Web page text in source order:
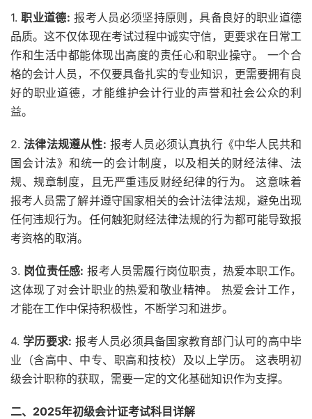
1.职业道德: 报考人员必须坚持原则，具备良好的职业道德
品质。这不仅体现在考试过程中诚实守信，更要求在日常工
作和生活中都能体现出高度的责任心和职业操守。 一个合
格的会计人员，不仅要具备扎实的专业知识，更需要拥有良
好的职业道德，才能维护会计行业的声誉和社会公众的利
益。
2.法律法规遵从性: 报考人员必须认真执行《中华人民共和
国会计法》和统一的会计制度，以及相关的财经法律、法
规、规章制度，且无严重违反财经纪律的行为。 这意味着
报考人员需了解并遵守国家相关的会计法律法规，避免出现
任何违规行为。任何触犯财经法律法规的行为都可能导致报
考资格的取消。
3. 岗位责任感: 报考人员需履行岗位职责，热爱本职工作。
这体现了对会计职业的热爱和敬业精神。 热爱会计工作，
才能在工作中保持积极性，不断学习和进步。
4. 学历要求: 报考人员必须具备国家教育部门认可的高中毕
业（含高中、中专、职高和技校）及以上学历。 这表明初
级会计职称的获取，需要一定的文化基础知识作为支撑。
二、2025年初级会计证考试科目详解